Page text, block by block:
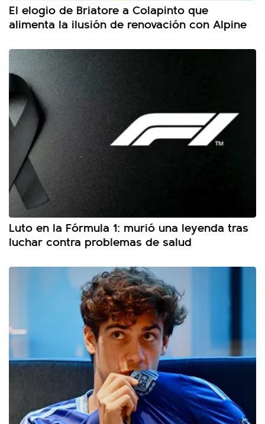
El elogio de Briatore a Colapinto que
alimenta la ilusión de renovación con Alpine
Luto en la Fórmula 1: murió una leyenda tras
luchar contra problemas de salud